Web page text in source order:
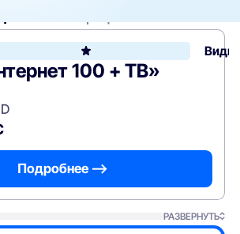
100 + ТВ»
Подробнее —>
РАЗВЕРНУТЬ